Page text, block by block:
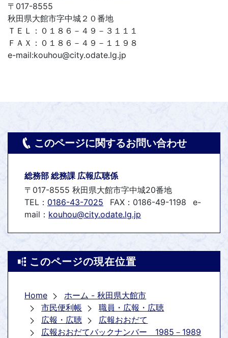
〒017-8555
秋田県大館市字中城２０番地
ＴＥＬ：０１８６－４９－３１１１
ＦＡＸ：０１８６－４９－１１９８
e-mail:kouhou@city.odate.lg.jp
このページに関するお問い合わせ
総務部 総務課 広報広聴係
〒017-8555 秋田県大館市字中城20番地
TEL： 0186-43-7025 FAX：0186-49-1198
e-
mail： kouhou@city.odate.lg.jp
このページの現在位置
Home
ホーム - 秋田県大館市
市民便利帳
職員・広報・広聴
広報・広聴
広報おおだて
広報おおだてバックナンバー 1985－1989